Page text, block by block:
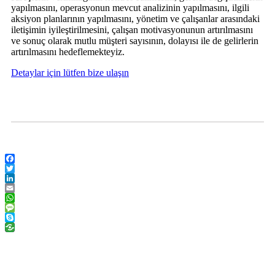
yapılmasını, operasyonun mevcut analizinin yapılmasını, ilgili
aksiyon planlarının yapılmasını, yönetim ve çalışanlar arasındaki
iletişimin iyileştirilmesini, çalışan motivasyonunun artırılmasını
ve sonuç olarak mutlu müşteri sayısının, dolayısı ile de gelirlerin
artırılmasını hedeflemekteyiz.
Detaylar için lütfen bize ulaşın
Facebook
Twitter
LinkedIn
Email
WhatsApp
Message
Skype